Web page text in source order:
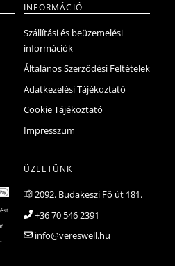
INFORMÁCIÓ
Szállítási és beüzemelési
információk
Általános Szerződési Feltételek
Adatkezelési Tájékoztató
Cookie Tájékoztató
Impresszum
ÜZLETÜNK
2092. Budakeszi Fő út 181.
+36 70 546 2391
info@vereswell.hu